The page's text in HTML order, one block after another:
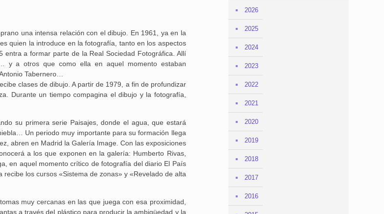
una intensa relación con el dibujo. En 1961, ya en la
quien la introduce en la fotografía, tanto en los aspectos
a formar parte de la Real Sociedad Fotográfica. Allí
y a otros que como ella en aquel momento estaban
Tabernero…
clases de dibujo. A partir de 1979, a fin de profundizar
Durante un tiempo compagina el dibujo y la fotografía,
su primera serie Paisajes, donde el agua, que estará
Un periodo muy importante para su formación llega
abren en Madrid la Galería Image. Con las exposiciones
a los que exponen en la galería: Humberto Rivas,
en aquel momento crítico de fotografía del diario El País
los cursos «Sistema de zonas» y «Revelado de alta
muy cercanas en las que juega con esa proximidad,
a través del plástico para producir la ambigüedad y la
2026
2025
2024
2023
2022
2021
2020
2019
2018
2017
2016